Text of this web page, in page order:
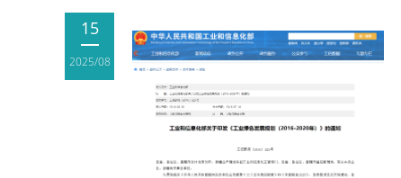
15
2025/08